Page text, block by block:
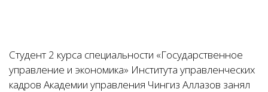
Студент 2 курса специальности «Государственное
управление и экономика» Института управленческих
кадров Академии управления Чингиз Аллазов занял